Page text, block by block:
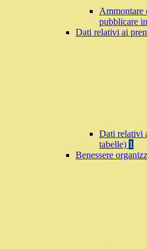
Ammontare
pubblicare
Dati relativi ai
Dati relativi
tabelle) 1
Benessere